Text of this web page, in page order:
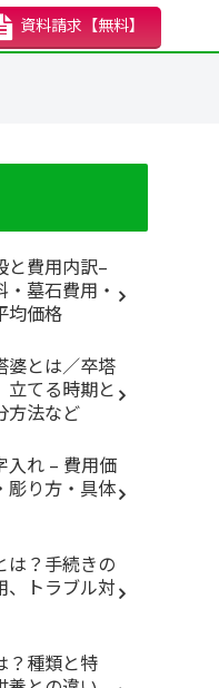
資料請求 【無料】
と費用内訳–
墓石費用・
均価格
婆とは／卒塔
立てる時期と
方法など
入れ – 費用価
彫り方・具体
は？手続きの
、トラブル対
？種類と特